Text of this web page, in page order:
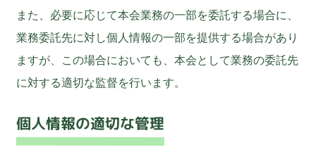
また、必要に応じて本会業務の一部を委託する場合に、
業務委託先に対し個人情報の一部を提供する場合があり
ますが、この場合においても、本会として業務の委託先
に対する適切な監督を行います。
個人情報の適切な管理